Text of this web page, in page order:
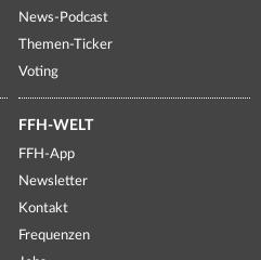
News-Podcast
Themen-Ticker
Voting
FFH-WELT
FFH-App
Newsletter
Kontakt
Frequenzen